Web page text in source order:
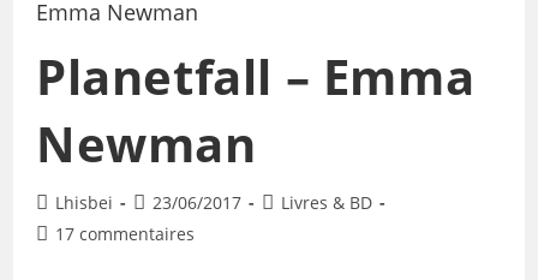
Planetfall – Emma
Newman
Lhisbei 23/06/2017
Livres & BD
17 commentaires